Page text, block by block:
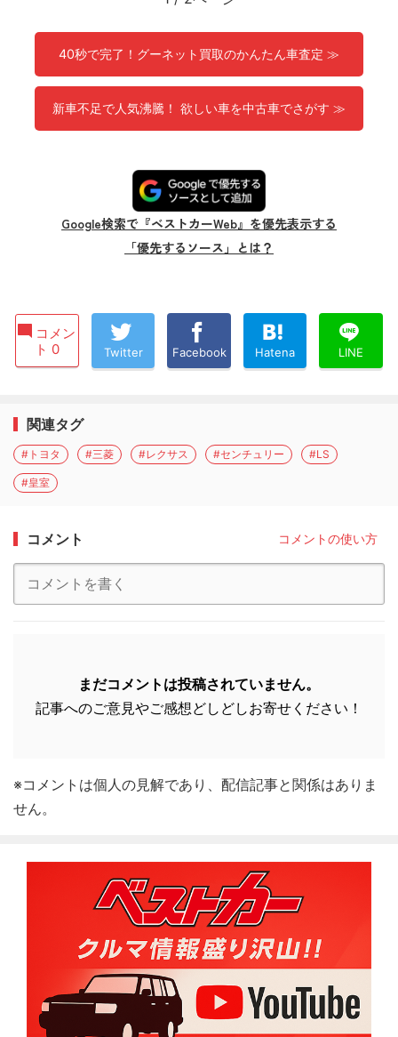
40秒で完了！グーネット買取のかんたん車査定 ≫
新車不足で人気沸騰！ 欲しい車を中古車でさがす ≫
Google検索で『ベストカーWeb』を優先表示する
「優先するソース」とは？
コメン
ト 0
Twitter Facebook Hatena LINE
関連タグ
#トヨタ #三菱 #レクサス #センチュリー #LS
#皇室
コメント コメントの使い方
まだコメントは投稿されていません。
記事へのご意見やご感想どしどしお寄せください！
※コメントは個人の見解であり、配信記事と関係はありま
せん。